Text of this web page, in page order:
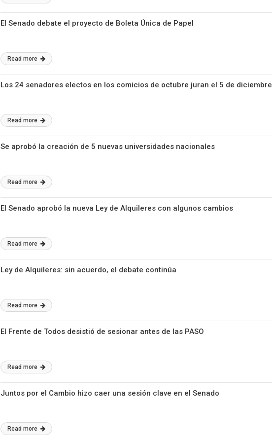
El Senado debate el proyecto de Boleta Única de Papel
Read more
Los 24 senadores electos en los comicios de octubre juran el 5 de diciembre
Read more
Se aprobó la creación de 5 nuevas universidades nacionales
Read more
El Senado aprobó la nueva Ley de Alquileres con algunos cambios
Read more
Ley de Alquileres: sin acuerdo, el debate continúa
Read more
El Frente de Todos desistió de sesionar antes de las PASO
Read more
Juntos por el Cambio hizo caer una sesión clave en el Senado
Read more